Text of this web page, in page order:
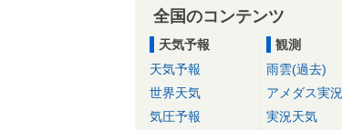
全国のコンテンツ
天気予報
天気予報
世界天気
気圧予報
観測
雨雲(過去)
アメダス実況
実況天気